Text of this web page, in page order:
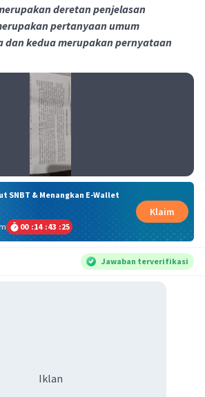
deretan penjelasan
pertanyaan umum
kedua merupakan pernyataan
SNBT & Menangkan E-Wallet
00 :14 :43 :24
Klaim
Jawaban terverifikasi
Iklan